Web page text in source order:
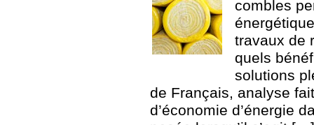
combles
travaux de
quels
solutions
de Français, analyse
d’économie d’énergie